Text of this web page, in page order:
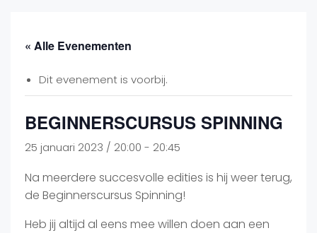
« Alle Evenementen
Dit evenement is voorbij.
BEGINNERSCURSUS SPINNING
25 januari 2023 / 20:00 - 20:45
Na meerdere succesvolle edities is hij weer terug,
de Beginnerscursus Spinning!
Heb jij altijd al eens mee willen doen aan een